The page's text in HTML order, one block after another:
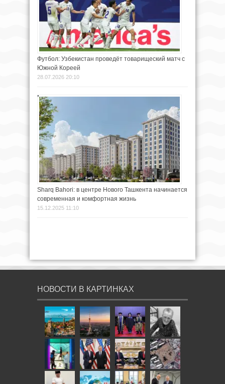
Футбол: Узбекистан проведёт товарищеский матч с
Южной Кореей
28.07.2026 20:10
Sharq Bahori: в центре Нового Ташкента начинается
современная и комфортная жизнь
15.12.2025 11:10
НОВОСТИ В КАРТИНКАХ